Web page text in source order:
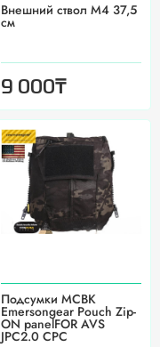
Внешний ствол M4 37,5
см
9 000₸
Подсумки MCBK
Emersongear Pouch Zip-
ON panelFOR AVS
JPC2.0 CPC